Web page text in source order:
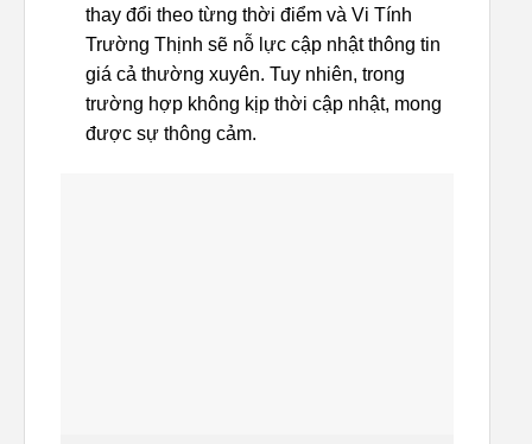
thay đổi theo từng thời điểm và Vi Tính
Trường Thịnh sẽ nỗ lực cập nhật thông tin
giá cả thường xuyên. Tuy nhiên, trong
trường hợp không kịp thời cập nhật, mong
được sự thông cảm.